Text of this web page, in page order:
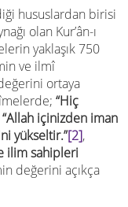
hususlardan birisi
olan Kur’ân-ı
yaklaşık 750
ve ilmî
ortaya
“Hiç
“Allah içinizden iman
yükseltir.”[2],
ilim sahipleri
değerini açıkça